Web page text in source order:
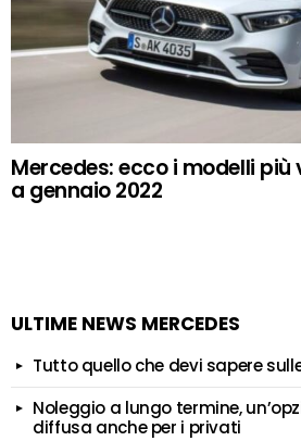
Mercedes: ecco i modelli più
a gennaio 2022
ULTIME NEWS MERCEDES
Tutto quello che devi sapere
Noleggio a lungo termine,
diffusa anche per i privati